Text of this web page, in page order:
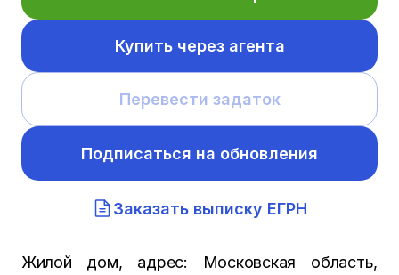
Купить через агента
Перевести задаток
Подписаться на обновления
Заказать выписку ЕГРН
Жилой дом, адрес: Московская область,